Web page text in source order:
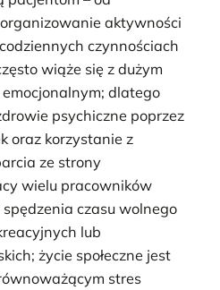
aktywności
czynnościach
wiąże się z dużym
dlatego
psychiczne poprzez
oraz korzystanie z
ze strony
wielu pracowników
czasu wolnego
lub
życie społeczne jest
stres